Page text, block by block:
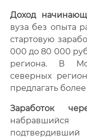
Доход
вуза без опыта
стартовую
000 до 80 000
региона. В
северных
предлагать
Заработок